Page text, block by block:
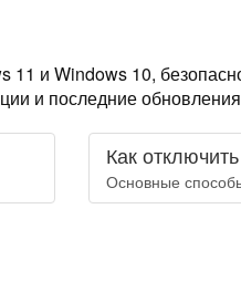
и Windows 10,
и последние обновления
Как